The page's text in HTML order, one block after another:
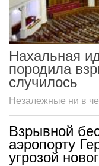
Нахальная
породила
случилось
Незалежные ни в
Взрывной
аэропорту
угрозой